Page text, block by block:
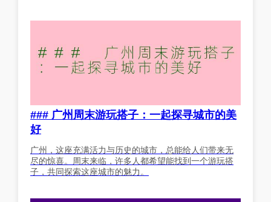
### 广州周末游玩搭子：一起探寻城市的美
好
广州，这座充满活力与历史的城市，总能给人们带来无
尽的惊喜。周末来临，许多人都希望能找到一个游玩搭
子，共同探索这座城市的魅力。